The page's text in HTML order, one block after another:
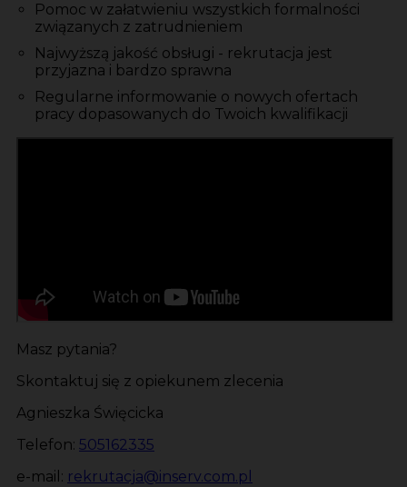
Pomoc w załatwieniu wszystkich formalności
związanych z zatrudnieniem
Najwyższą jakość obsługi - rekrutacja jest
przyjazna i bardzo sprawna
Regularne informowanie o nowych ofertach
pracy dopasowanych do Twoich kwalifikacji
Masz pytania?
Skontaktuj się z opiekunem zlecenia
Agnieszka Święcicka
Telefon: 505162335
e-mail: rekrutacja@inserv.com.pl